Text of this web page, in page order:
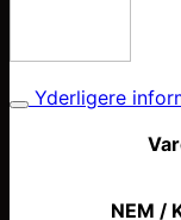
Yderligere
NEM /